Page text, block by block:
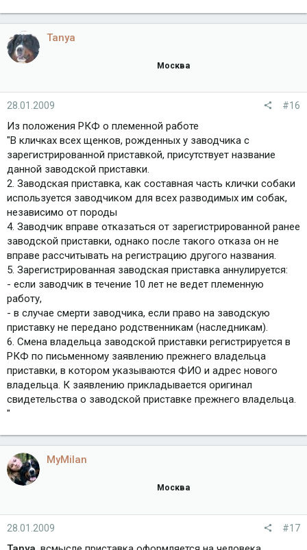
Tanya
Москва
28.01.2009 #16
Из положения РКФ о племенной работе
"В кличках всех щенков, рожденных у заводчика с
зарегистрированной приставкой, присутствует название
данной заводской приставки.
2. Заводская приставка, как составная часть клички собаки
используется заводчиком для всех разводимых им собак,
независимо от породы
4. Заводчик вправе отказаться от зарегистрированной ранее
заводской приставки, однако после такого отказа он не
вправе рассчитывать на регистрацию другого названия.
5. Зарегистрированная заводская приставка аннулируется:
- если заводчик в течение 10 лет не ведет племенную
работу,
- в случае смерти заводчика, если право на заводскую
приставку не передано родственникам (наследникам).
6. Смена владельца заводской приставки регистрируется в
РКФ по письменному заявлению прежнего владельца
приставки, в котором указываются ФИО и адрес нового
владельца. К заявлению прикладывается оригинал
свидетельства о заводской приставке прежнего владельца.
"
MyMilan
Москва
28.01.2009 #17